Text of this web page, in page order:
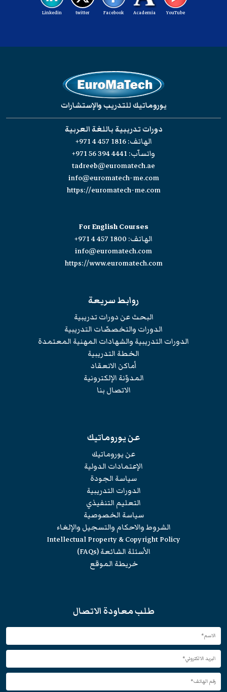
YouTube
Academia
Facebook
twitter
Linkedin
يوروماتيك للتدريب والإستشارات
دورات تدريبية باللغة العربية
الهاتف:+971 4 457 1816
واتسآب:+971 56 394 4441
tadreeb@euromatech.ae
info@euromatech-me.com
https://euromatech-me.com
For English Courses
الهاتف: +971 4 457 1800
info@euromatech.com
https://www.euromatech.com
روابط سريعة
البحث عن دورات تدريبية
الدورات والتخصصّات التدريبية
الدورات التدريبية والشهادات المهنية المعتمدة
الخطة التدريبية
أماكن الانعقاد
المدوّنة الإلكترونية
الاتصال بنا
عن يوروماتيك
عن يوروماتيك
الإعتمادات الدولية
سياسة الجودة
الدورات التدريبية
التعليم التنفيذي
سياسة الخصوصية
الشروط والاحكام والتسجيل والإلغاء
Intellectual Property & Copyright Policy
الأسئلة الشائعة (FAQs)
خريطة الموقع
طلب معاودة الاتصال